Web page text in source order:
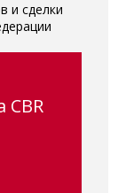
и сделки
CBR